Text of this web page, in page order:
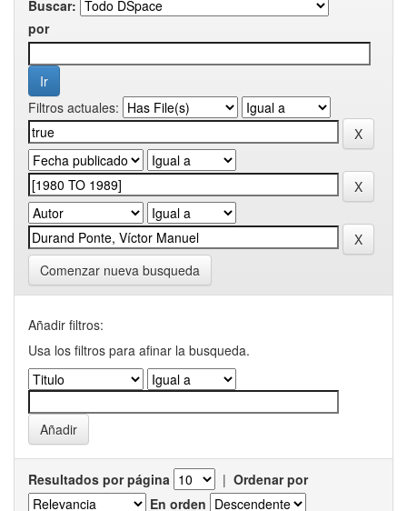
Buscar:
por
Filtros actuales:
Comenzar nueva busqueda
Añadir filtros:
Usa los filtros para afinar la busqueda.
Resultados por página | Ordenar por
En orden